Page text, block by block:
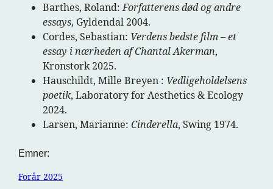
Barthes, Roland:Forfatterens død og andre
essays, Gyldendal 2004.
Cordes, Sebastian: Verdens bedste film – et
essay i nærheden af Chantal Akerman,
Kronstork 2025.
Hauschildt, Mille Breyen : Vedligeholdelsens
poetik, Laboratory for Aesthetics & Ecology
2024.
Larsen, Marianne:Cinderella, Swing 1974.
Emner:
Forår 2025